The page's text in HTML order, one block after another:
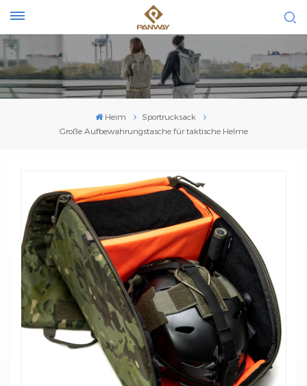
Heim
Sportrucksack
Große Aufbewahrungstasche für taktische Helme